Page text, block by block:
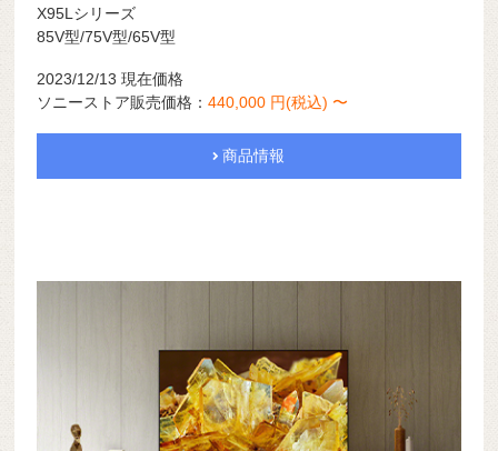
X95Lシリーズ
85V型/75V型/65V型
2023/12/13 現在価格
ソニーストア販売価格：440,000 円(税込) 〜
商品情報